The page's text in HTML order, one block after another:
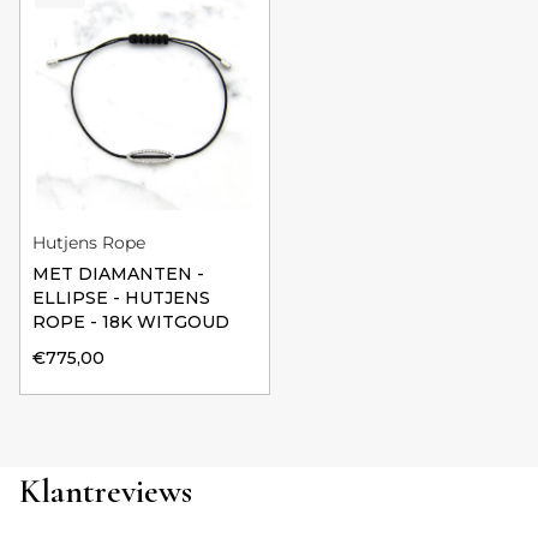
Hutjens Rope
MET DIAMANTEN -
ELLIPSE - HUTJENS
ROPE - 18K WITGOUD
€775,00
Klantreviews